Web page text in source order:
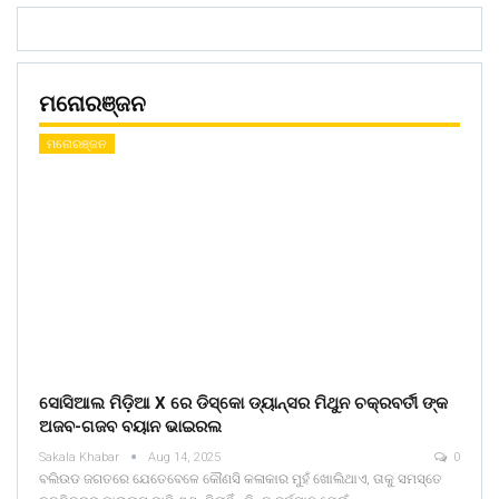
ମନୋରଞ୍ଜନ
ମନୋରଞ୍ଜନ
ସୋସିଆଲ ମିଡ଼ିଆ X ରେ ଡିସ୍କୋ ଡ୍ୟାନ୍ସର ମିଥୁନ ଚକ୍ରବର୍ତୀ ଙ୍କ
ଅଜବ-ଗଜବ ବୟାନ ଭାଇରଲ
Sakala Khabar Aug 14, 2025 0
ବଲିଉଡ ଜଗତରେ ଯେତେବେଳେ କୌଣସି କଳାକାର ମୁହଁ ଖୋଲିଥାଏ, ତାକୁ ସମସ୍ତେ